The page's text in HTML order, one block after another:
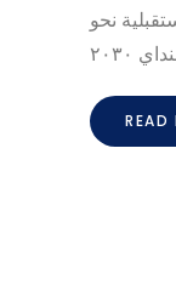
نحو
READ